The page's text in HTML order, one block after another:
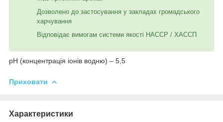
Дозволено до застосування у закладах громадського
харчування
Відповідає вимогам системи якості HACCP / ХАССП
рН (концентрація іонів водню) – 5,5
Приховати
Характеристики